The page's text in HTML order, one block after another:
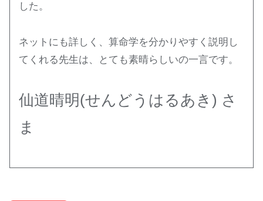
した。
ネットにも詳しく、算命学を分かりやすく説明し
てくれる先生は、とても素晴らしいの一言です。
仙道晴明(せんどうはるあき ) さ
ま